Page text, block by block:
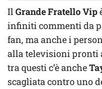
IlGrande Fratello Vip
infiniti commenti da
fan, ma anche i
alla televisioni pronti
tra questi c’è anche
scagliata contro uno